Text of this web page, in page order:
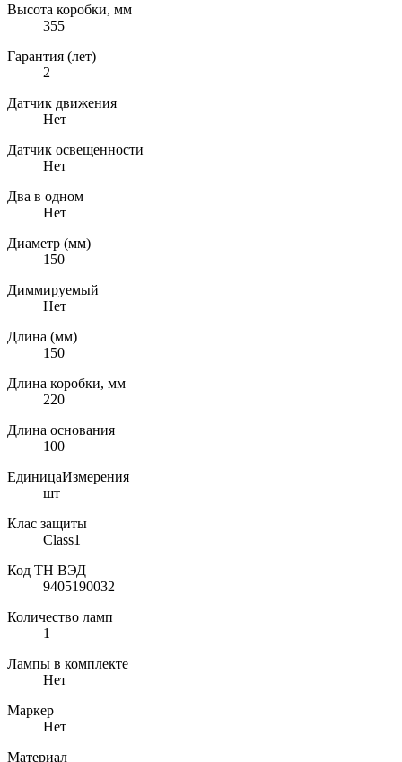
Высота коробки, мм
355
Гарантия (лет)
2
Датчик движения
Нет
Датчик освещенности
Нет
Два в одном
Нет
Диаметр (мм)
150
Диммируемый
Нет
Длина (мм)
150
Длина коробки, мм
220
Длина основания
100
ЕдиницаИзмерения
шт
Клас защиты
Class1
Код ТН ВЭД
9405190032
Количество ламп
1
Лампы в комплекте
Нет
Маркер
Нет
Материал